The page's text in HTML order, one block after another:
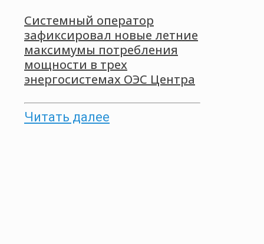
Системный оператор
зафиксировал новые летние
максимумы потребления
мощности в трех
энергосистемах ОЭС Центра
Читать далее